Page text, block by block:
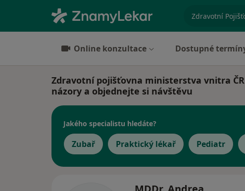
specializace,
Online konzultace Dostupné
Zdravotní pojišťovna ministerstva vnitra
názory a objednejte si návštěvu
Jakého specialistu hledáte?
Zubař Praktický lékař Pediatr